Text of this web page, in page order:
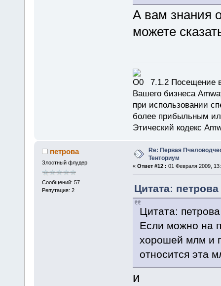
А вам знания
можете
7.1.2 Посещение
Вашего бизнеса
при использовании
более прибыльным
Этический кодекс
петрова
Злостный флудер
Сообщений: 57
Репутация: 2
Re: Первая
Тенториум
« Ответ #12 : 01 Февраля 2009,
Цитата:
Цитата:
Если можно на
хорошей млм и
относится эта
и